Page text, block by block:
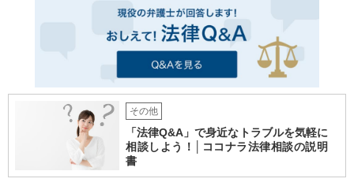
その他
「法律Q&A」で身近なトラブルを気軽に
相談しよう！│ココナラ法律相談の説明
書